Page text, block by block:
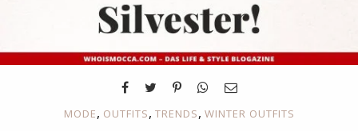
MODE, OUTFITS, TRENDS, WINTER OUTFITS